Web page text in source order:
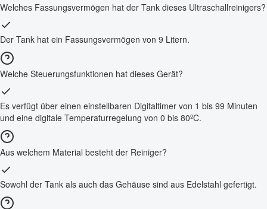
Welches Fassungsvermögen hat der Tank dieses Ultraschallreinigers?
Der Tank hat ein Fassungsvermögen von 9 Litern.
Welche Steuerungsfunktionen hat dieses Gerät?
Es verfügt über einen einstellbaren Digitaltimer von 1 bis 99 Minuten
und eine digitale Temperaturregelung von 0 bis 80ºC.
Aus welchem Material besteht der Reiniger?
Sowohl der Tank als auch das Gehäuse sind aus Edelstahl gefertigt.